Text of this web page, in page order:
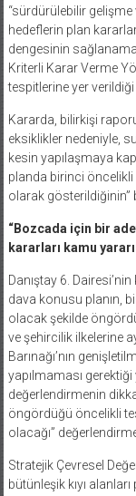
“sürdürülebilir gelişme
hedeflerin plan
dengesinin
Kriterli Karar Verme
tespitlerine yer verildiği
Kararda, bilirkişi
eksiklikler nedeniyle,
kesin yapılaşmaya
planda birinci öncelikli
olarak gösterildiğinin”
“Bozcada için bir
kararları kamu
Danıştay 6.
dava konusu planın,
olacak şekilde
ve şehircilik ilkelerine
Barınağı’nın
yapılmaması
değerlendirmenin
öngördüğü öncelikli
olacağı”
Stratejik Çevresel
bütünleşik kıyı